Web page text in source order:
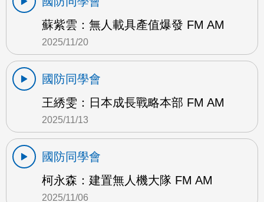
蘇紫雲：無人載具產值爆發 FM AM
2025/11/20
國防同學會
王綉雯：日本成長戰略本部 FM AM
2025/11/13
國防同學會
柯永森：建置無人機大隊 FM AM
2025/11/06